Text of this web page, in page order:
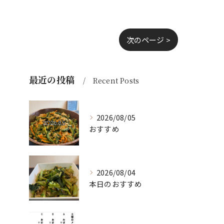
次のページ >
最近の投稿 Recent Posts
2026/08/05
おすすめ
2026/08/04
本日のおすすめ